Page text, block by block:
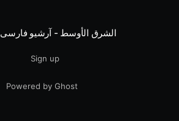
الشرق الأوسط - آرشیو فارسی
Sign up
Powered by Ghost